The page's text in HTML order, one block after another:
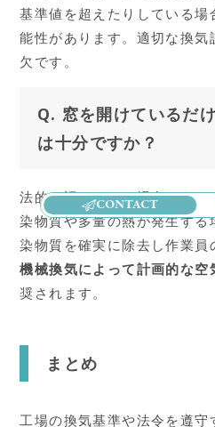
基準値を超えたりしている
能性があります。適切な換
欠です。
Q. 窓を開けているだ
は十分ですか？
法的に認められる場合もあ
染物質や多量の熱が発生す
染物質を確実に除去し作業員
機械換気によって計画的な空
奨されます。
まとめ
工場の換気基準や法令を遵
CONTACT